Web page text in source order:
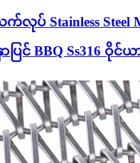
လုပ် Stainless Steel
ပြင် BBQ Ss316 ဝိုင်ယ